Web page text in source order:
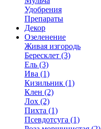
Удобрения
Препараты
Декор
Озеленение
Живая изгородь
Бересклет (3)
Ель (3)
Ива (1)
Кизильник (1)
Клен (2)
Лох (2)
Пихта (1)
Псевдотсуга (1)